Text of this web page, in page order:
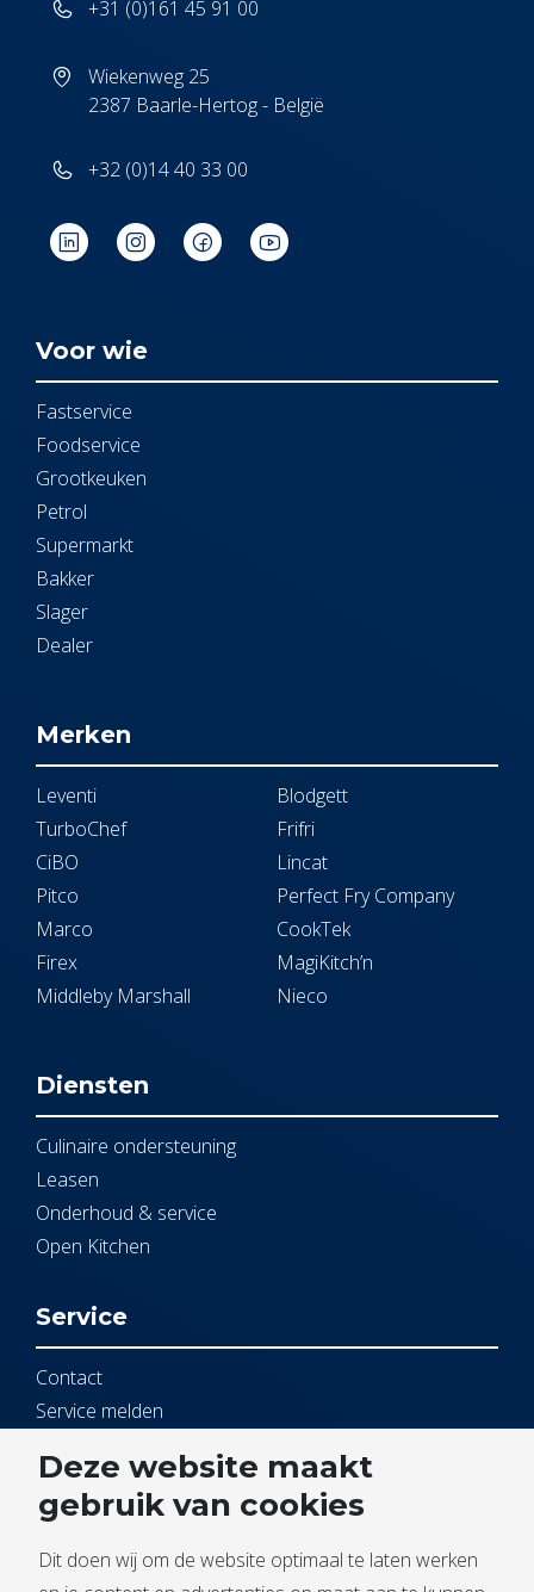
+31 (0)161 45 91 00
Wiekenweg 25
2387 Baarle-Hertog - België
+32 (0)14 40 33 00
Voor wie
Fastservice
Foodservice
Grootkeuken
Petrol
Supermarkt
Bakker
Slager
Dealer
Merken
Leventi
TurboChef
CiBO
Pitco
Marco
Firex
Middleby Marshall
Blodgett
Frifri
Lincat
Perfect Fry Company
CookTek
MagiKitch’n
Nieco
Diensten
Culinaire ondersteuning
Leasen
Onderhoud & service
Open Kitchen
Service
Contact
Service melden
Deze website maakt
gebruik van cookies
Dit doen wij om de website optimaal te laten werken